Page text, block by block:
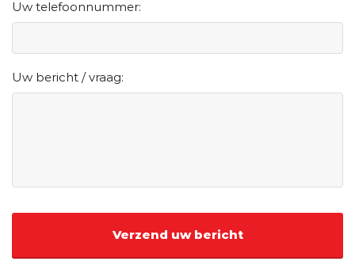
Uw telefoonnummer:
Uw bericht / vraag: